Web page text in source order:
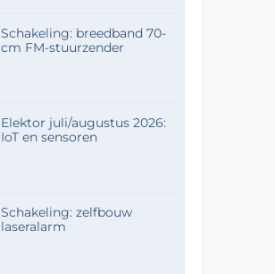
Schakeling: breedband 70-
cm FM-stuurzender
Elektor juli/augustus 2026:
IoT en sensoren
Schakeling: zelfbouw
laseralarm